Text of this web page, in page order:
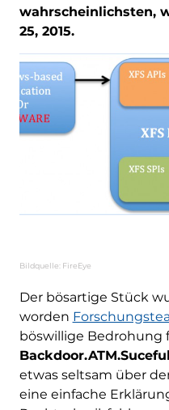
wahrscheinlichsten,
25, 2015.
Bildquelle: FireEye
Der bösartige Stück
worden
böswillige Bedrohung
Backdoor.ATM.Suceful
etwas seltsam über
eine einfache